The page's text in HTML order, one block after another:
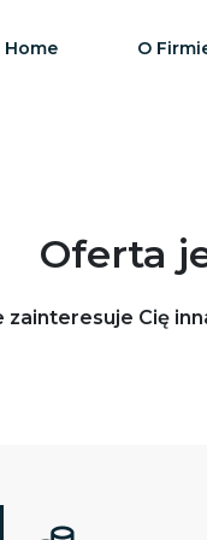
Home O
Oferta
zainteresuje Cię